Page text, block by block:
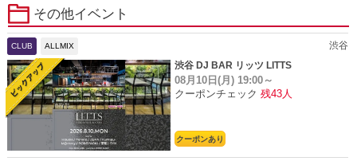
その他イベント
CLUB ALLMIX
渋谷
渋谷 DJ BAR リッツ LITTS
08月10日(月) 19:00～
クーポンチェック 残43人
クーポンあり